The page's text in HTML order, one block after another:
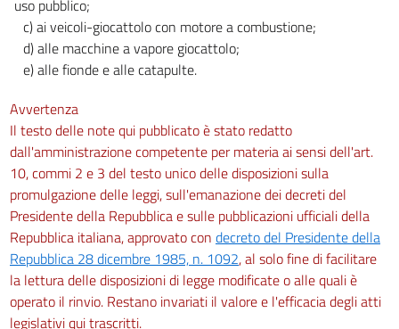
uso pubblico;
c) ai veicoli-giocattolo con motore a combustione;
d) alle macchine a vapore giocattolo;
e) alle fionde e alle catapulte.
Avvertenza
Il testo delle note qui pubblicato è stato redatto
dall'amministrazione competente per materia ai sensi dell'art.
10, commi 2 e 3 del testo unico delle disposizioni sulla
promulgazione delle leggi, sull'emanazione dei decreti del
Presidente della Repubblica e sulle pubblicazioni ufficiali della
Repubblica italiana, approvato con decreto del Presidente della
Repubblica 28 dicembre 1985, n. 1092, al solo fine di facilitare
la lettura delle disposizioni di legge modificate o alle quali è
operato il rinvio. Restano invariati il valore e l'efficacia degli atti
legislativi qui trascritti.